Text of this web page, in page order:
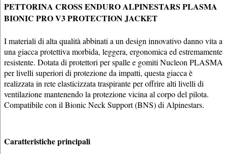
PETTORINA CROSS ENDURO ALPINESTARS PLASMA
BIONIC PRO V3 PROTECTION JACKET
I materiali di alta qualità abbinati a un design innovativo danno vita a
una giacca protettiva morbida, leggera, ergonomica ed estremamente
resistente. Dotata di protettori per spalle e gomiti Nucleon PLASMA
per livelli superiori di protezione da impatti, questa giacca è
realizzata in rete elasticizzata traspirante per offrire alti livelli di
ventilazione mantenendo la protezione vicina al corpo del pilota.
Compatibile con il Bionic Neck Support (BNS) di Alpinestars.
Caratteristiche principali